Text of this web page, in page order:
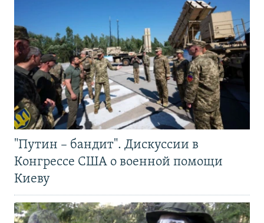
"Путин – бандит". Дискуссии в
Конгрессе США о военной помощи
Киеву